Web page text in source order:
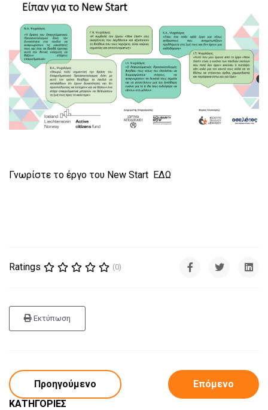
Γνωρίστε το έργο του Νew Start ΕΔΩ
Ratings (0)
Εκτύπωση
Προηγούμενο
Επόμενο
ΚΑΤΗΓΟΡΊΕΣ